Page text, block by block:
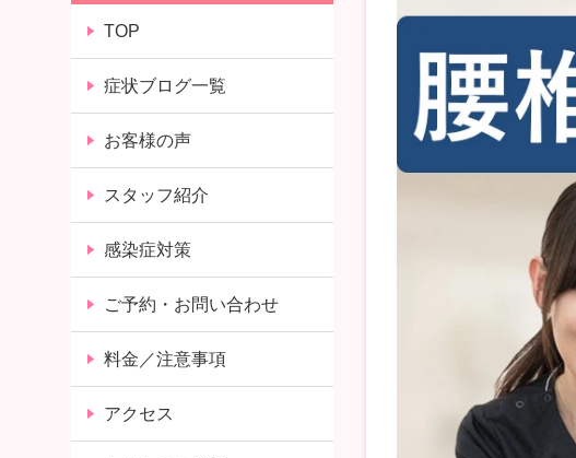
TOP
症状ブログ一覧
お客様の声
スタッフ紹介
感染症対策
ご予約・お問い合わせ
料金／注意事項
アクセス